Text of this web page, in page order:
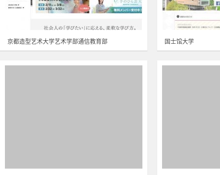
京都造型艺术大学艺术学部通信教育部 国士馆大学